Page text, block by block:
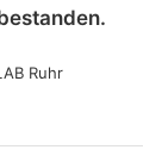
Ruhr